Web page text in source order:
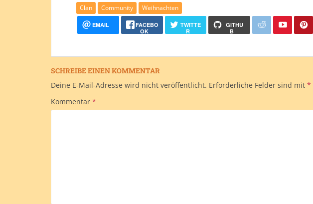
Clan Community Weihnachten
EMAIL
FACEBO
OK
TWITTE
R
GITHU
B
SCHREIBE EINEN KOMMENTAR
Deine E-Mail-Adresse wird nicht veröffentlicht. Erforderliche Felder sind mit *
Kommentar *